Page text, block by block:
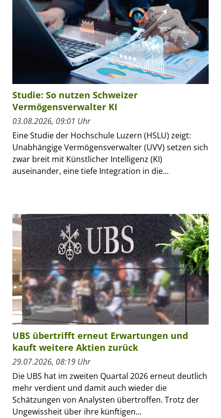
Studie: So nutzen Schweizer
Vermögensverwalter KI
03.08.2026, 09:01 Uhr
Eine Studie der Hochschule Luzern (HSLU) zeigt:
Unabhängige Vermögensverwalter (UVV) setzen sich
zwar breit mit Künstlicher Intelligenz (KI)
auseinander, eine tiefe Integration in die...
UBS übertrifft erneut Erwartungen und
kauft weitere Aktien zurück
29.07.2026, 08:19 Uhr
Die UBS hat im zweiten Quartal 2026 erneut deutlich
mehr verdient und damit auch wieder die
Schätzungen von Analysten übertroffen. Trotz der
Ungewissheit über ihre künftigen...